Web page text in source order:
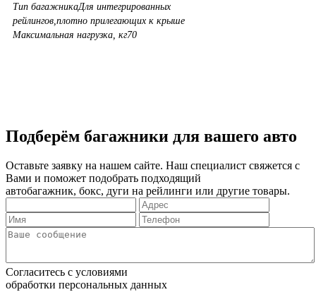
Тип багажникаДля интегрированных
рейлингов,плотно прилегающих к крыше
Максимальная нагрузка, кг70
Подберём багажники для вашего авто
Оставьте заявку на нашем сайте. Наш специалист свяжется с
Вами и поможет подобрать подходящий
автобагажник, бокс, дуги на рейлинги или другие товары.
Согласитесь с условиями
обработки персональных данных